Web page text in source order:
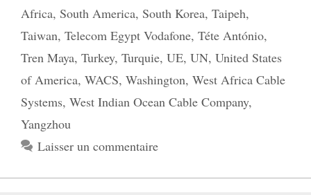
Africa, South America, South Korea, Taipeh,
Taiwan, Telecom Egypt Vodafone, Téte António,
Tren Maya, Turkey, Turquie, UE, UN, United States
of America, WACS, Washington, West Africa Cable
Systems, West Indian Ocean Cable Company,
Yangzhou
Laisser un commentaire